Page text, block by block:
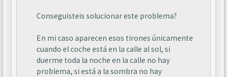
Conseguisteis solucionar este problema?
En mi caso aparecen esos tirones únicamente
cuando el coche está en la calle al sol, si
duerme toda la noche en la calle no hay
problema, si está a la sombra no hay